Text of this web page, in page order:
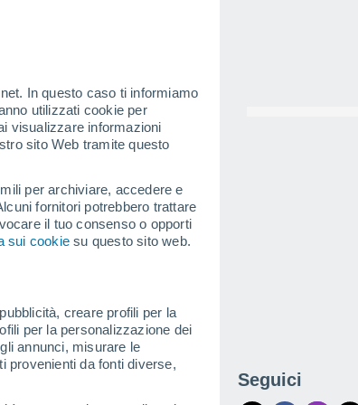
In questo caso ti informiamo
utilizzati cookie per
visualizzare informazioni
sito Web tramite questo
per archiviare, accedere e
fornitori potrebbero trattare
il tuo consenso o opporti
sui cookie su questo sito web.
creare profili per la
per la personalizzazione dei
annunci, misurare le
provenienti da fonti diverse,
Venerdì
14 Ago
Sabato
15 Ago
Seguici